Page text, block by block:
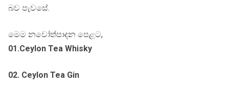
බව පැවසේ.
මෙම නවෝත්පාදන පෙළට,
01.Ceylon Tea Whisky
02. Ceylon Tea Gin